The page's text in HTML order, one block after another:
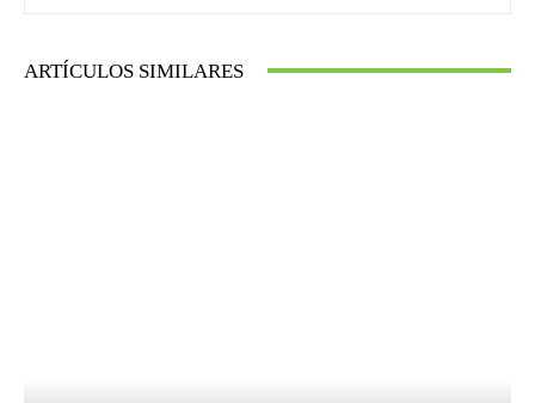
ARTÍCULOS SIMILARES